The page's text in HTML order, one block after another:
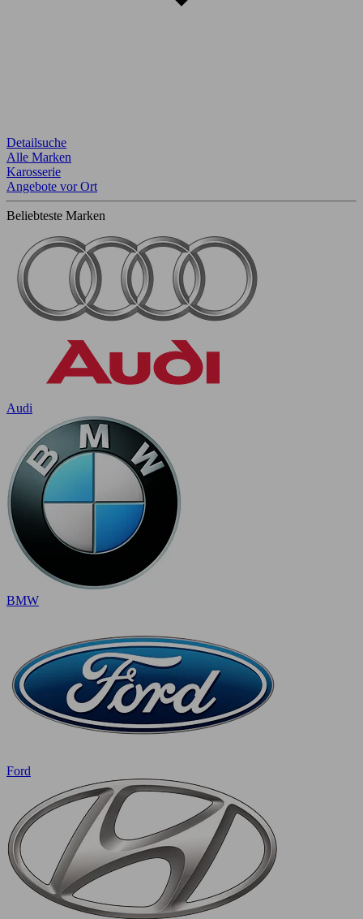
Detailsuche
Alle Marken
Karosserie
Angebote vor Ort
Beliebteste Marken
Audi
BMW
Ford